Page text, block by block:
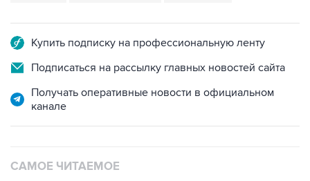
Купить подписку на профессиональную ленту
Подписаться на рассылку главных новостей сайта
Получать оперативные новости в официальном
канале
САМОЕ ЧИТАЕМОЕ